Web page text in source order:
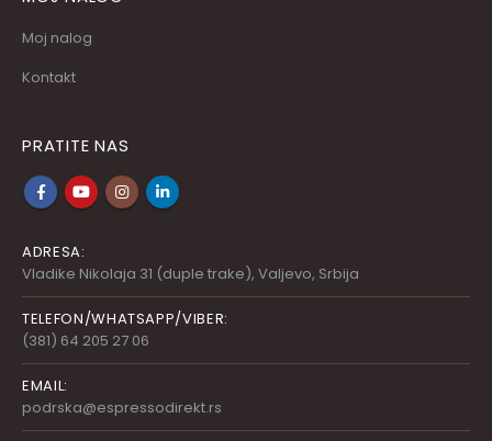
Moj nalog
Kontakt
PRATITE NAS
ADRESA:
Vladike Nikolaja 31 (duple trake), Valjevo, Srbija
TELEFON/WHATSAPP/VIBER:
(381) 64 205 27 06
EMAIL:
podrska@espressodirekt.rs